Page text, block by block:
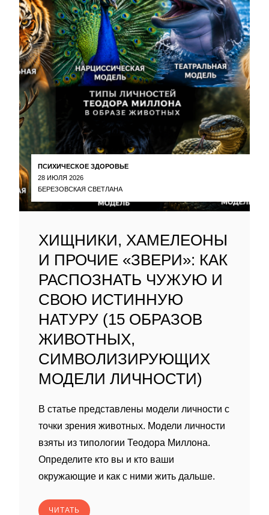
ПСИХИЧЕСКОЕ ЗДОРОВЬЕ
28 ИЮЛЯ 2026
БЕРЕЗОВСКАЯ СВЕТЛАНА
ХИЩНИКИ, ХАМЕЛЕОНЫ
И ПРОЧИЕ «ЗВЕРИ»: КАК
РАСПОЗНАТЬ ЧУЖУЮ И
СВОЮ ИСТИННУЮ
НАТУРУ (15 ОБРАЗОВ
ЖИВОТНЫХ,
СИМВОЛИЗИРУЮЩИХ
МОДЕЛИ ЛИЧНОСТИ)
В статье представлены модели личности с
точки зрения животных. Модели личности
взяты из типологии Теодора Миллона.
Определите кто вы и кто ваши
окружающие и как с ними жить дальше.
ЧИТАТЬ